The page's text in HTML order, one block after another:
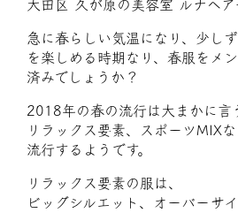
大田区 久が原の美容室 ルナヘア
急に春らしい気温になり、少し
を楽しめる時期なり、春服をメ
済みでしょうか？
2018年の春の流行は大まかに
リラックス要素、スポーツMIXな
流行するようです。
リラックス要素の服は、
ビッグシルエット、オーバーサイ